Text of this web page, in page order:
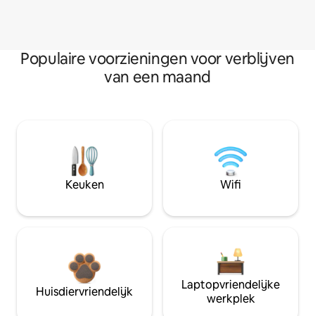
Populaire voorzieningen voor verblijven
van een maand
Keuken Wifi
Huisdiervriendelijk
Laptopvriendelijke
werkplek